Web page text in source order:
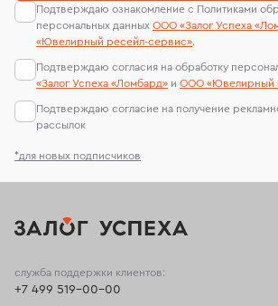
*для новых подписчиков
Подтверждаю ознакомление с Политиками
персональных данных ООО «Залог Успеха
«Ювелирный ресейл-сервиc».
Подтверждаю согласия на обработку
«Залог Успеха «Ломбард» и ООО «Ювелирный
Подтверждаю согласие на получение
рассылок
служба поддержки клиентов:
+7 499 519-00-00